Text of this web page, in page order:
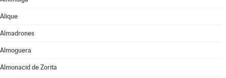
Alique
Almadrones
Almoguera
Almonacid de Zorita